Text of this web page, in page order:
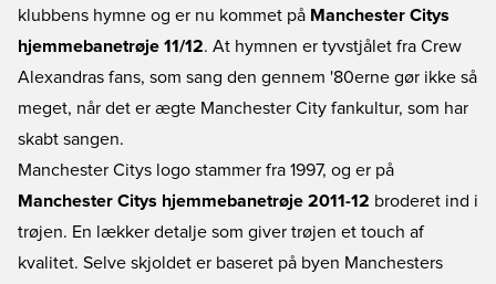
klubbens hymne og er nu kommet på Manchester Citys
hjemmebanetrøje 11/12. At hymnen er tyvstjålet fra Crew
Alexandras fans, som sang den gennem '80erne gør ikke så
meget, når det er ægte Manchester City fankultur, som har
skabt sangen.
Manchester Citys logo stammer fra 1997, og er på
Manchester Citys hjemmebanetrøje 2011-12 broderet ind i
trøjen. En lækker detalje som giver trøjen et touch af
kvalitet. Selve skjoldet er baseret på byen Manchesters